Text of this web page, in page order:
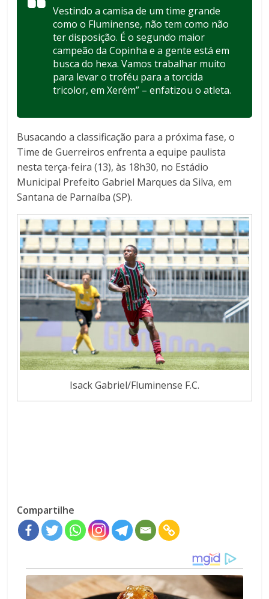
Vestindo a camisa de um time grande
como o Fluminense, não tem como não
ter disposição. É o segundo maior
campeão da Copinha e a gente está em
busca do hexa. Vamos trabalhar muito
para levar o troféu para a torcida
tricolor, em Xerém” – enfatizou o atleta.
Busacando a classificação para a próxima fase, o
Time de Guerreiros enfrenta a equipe paulista
nesta terça-feira (13), às 18h30, no Estádio
Municipal Prefeito Gabriel Marques da Silva, em
Santana de Parnaíba (SP).
Isack Gabriel/Fluminense F.C.
Compartilhe